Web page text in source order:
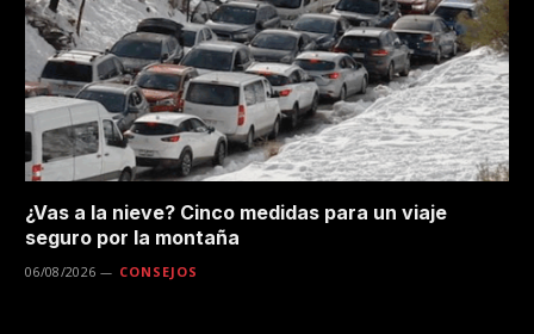
¿Vas a la nieve? Cinco medidas para un viaje
seguro por la montaña
06/08/2026 CONSEJOS